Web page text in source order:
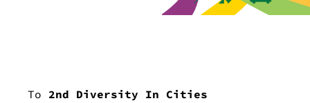
Το 2nd Diversity In Cities